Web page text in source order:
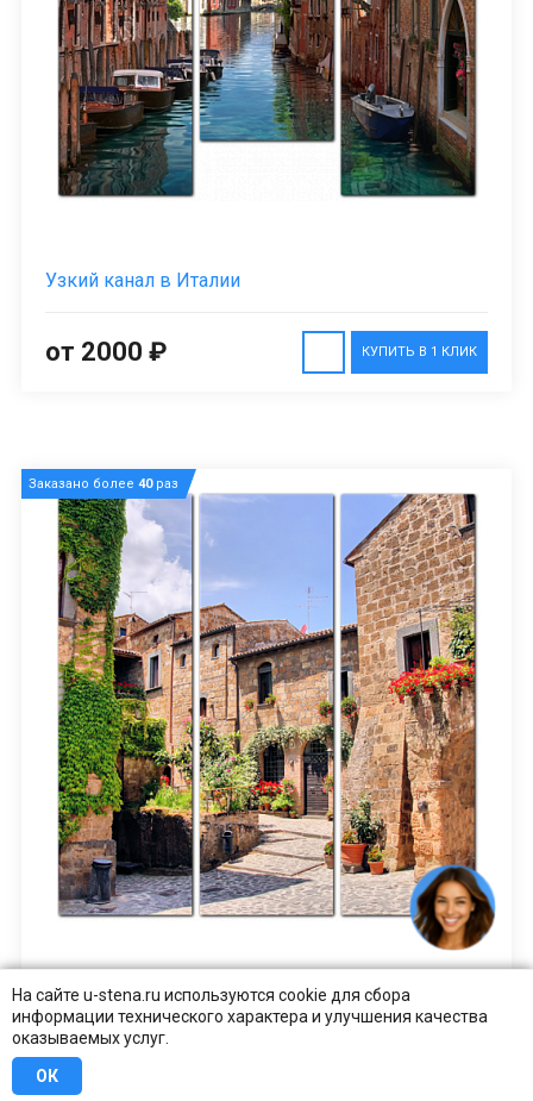
На сайте u-stena.ru используются cookie для сбора
информации технического характера и улучшения качества
оказываемых услуг.
ОК
Узкий канал в Италии
КУПИТЬ В 1 КЛИК
от 2000 ₽
Заказано более 40раз
Улочка живописного горного городка в
Италии